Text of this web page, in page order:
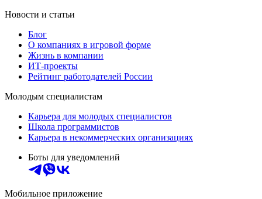
Новости и статьи
Блог
О компаниях в игровой форме
Жизнь в компании
ИТ-проекты
Рейтинг работодателей России
Молодым специалистам
Карьера для молодых специалистов
Школа программистов
Карьера в некоммерческих организациях
Боты для уведомлений
Мобильное приложение